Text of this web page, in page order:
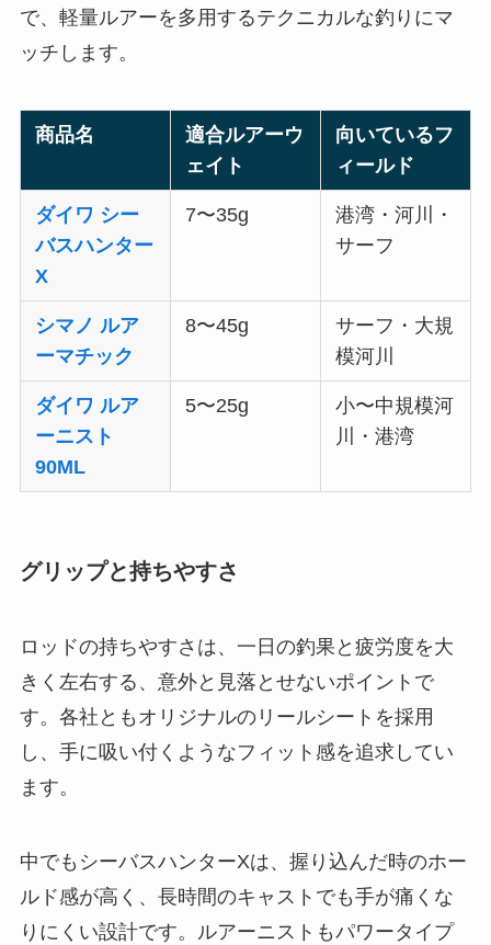
で、軽量ルアーを多用するテクニカルな釣りにマ
ッチします。
商品名
適合ルアーウ
ェイト
向いているフ
ィールド
ダイワ シー
バスハンター
X
7〜35g
港湾・河川・
サーフ
シマノ ルア
ーマチック
8〜45g
サーフ・大規
模河川
ダイワ ルア
ーニスト
90ML
5〜25g
小〜中規模河
川・港湾
グリップと持ちやすさ
ロッドの持ちやすさは、一日の釣果と疲労度を大
きく左右する、意外と見落とせないポイントで
す。各社ともオリジナルのリールシートを採用
し、手に吸い付くようなフィット感を追求してい
ます。
中でもシーバスハンターXは、握り込んだ時のホー
ルド感が高く、長時間のキャストでも手が痛くな
りにくい設計です。ルアーニストもパワータイプ